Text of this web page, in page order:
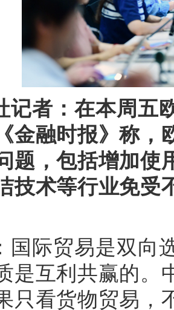
记者：在本周五
金融时报》称，
题，包括增加使
技术等行业免受
国际贸易是双向
是互利共赢的。
只看货物贸易，